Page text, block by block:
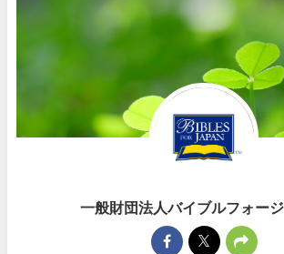
一般財団法人バイブルフォー